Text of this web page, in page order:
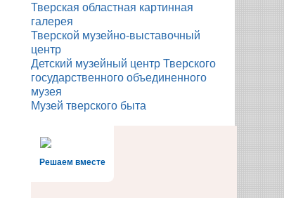
Тверская областная картинная
галерея
Тверской музейно-выставочный
центр
Детский музейный центр Тверского
государственного объединенного
музея
Музей тверского быта
Решаем вместе